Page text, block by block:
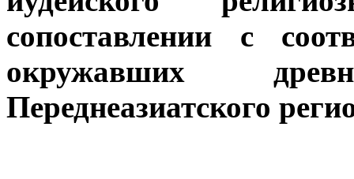
сопоставлении с
окружавших
Переднеазиатского